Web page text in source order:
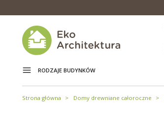
RODZAJE BUDYNKÓW
Strona główna Domy drewniane całoroczne